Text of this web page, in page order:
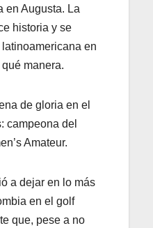
en Augusta. La
historia y se
en
manera.
de gloria en el
campeona del
Amateur.
a dejar en lo más
en el golf
que, pese a no